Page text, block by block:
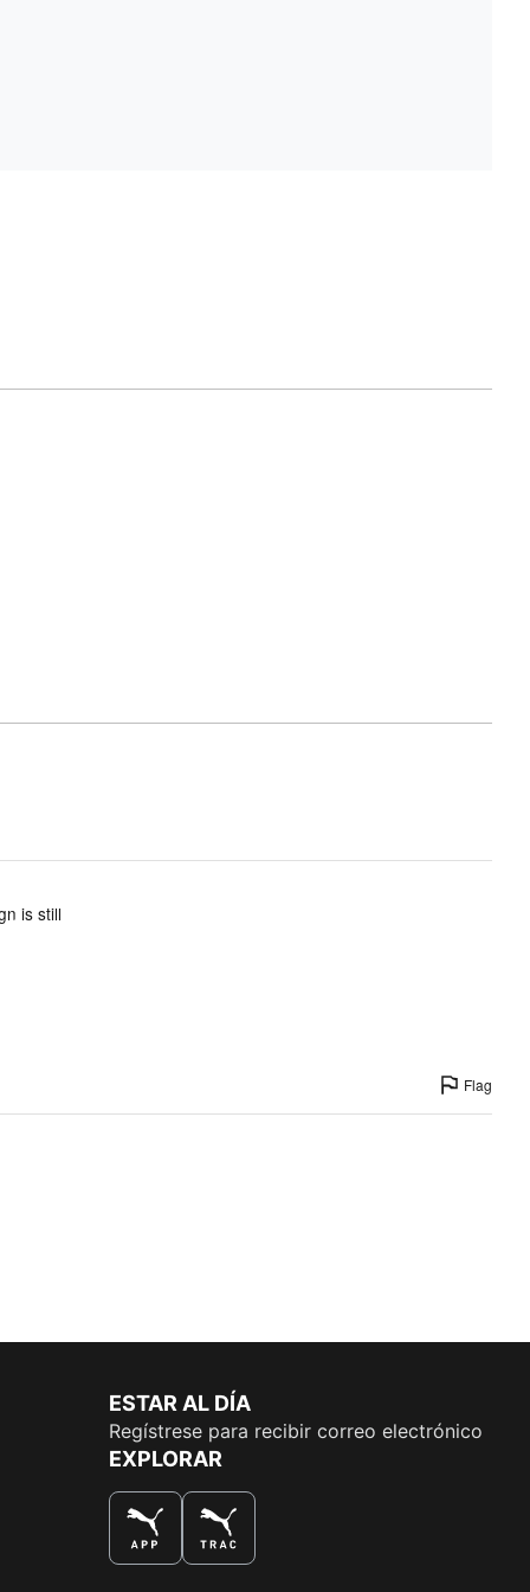
is still
Flag
ESTAR AL DÍA
Regístrese para recibir correo electrónico
EXPLORAR